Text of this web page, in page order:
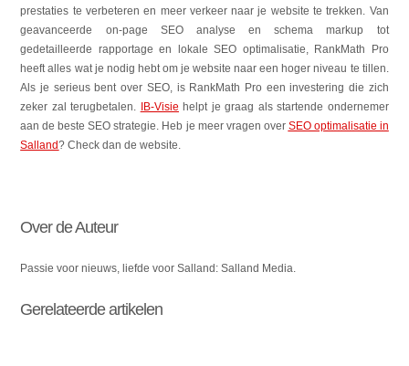
prestaties te verbeteren en meer verkeer naar je website te trekken. Van
geavanceerde on-page SEO analyse en schema markup tot
gedetailleerde rapportage en lokale SEO optimalisatie, RankMath Pro
heeft alles wat je nodig hebt om je website naar een hoger niveau te tillen.
Als je serieus bent over SEO, is RankMath Pro een investering die zich
zeker zal terugbetalen.
IB-Visie helpt je graag als startende ondernemer
aan de beste SEO strategie. Heb je meer vragen over SEO optimalisatie in
Salland? Check dan de website.
Over de Auteur
Passie voor nieuws, liefde voor Salland: Salland Media.
Gerelateerde artikelen